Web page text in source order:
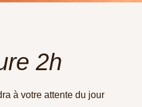
2h
à votre attente du jour